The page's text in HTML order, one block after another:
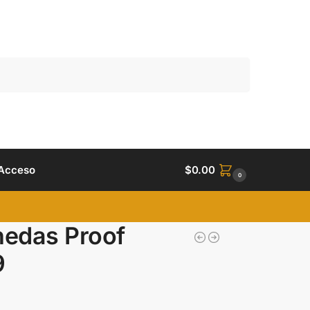
$0.00 0
Proof